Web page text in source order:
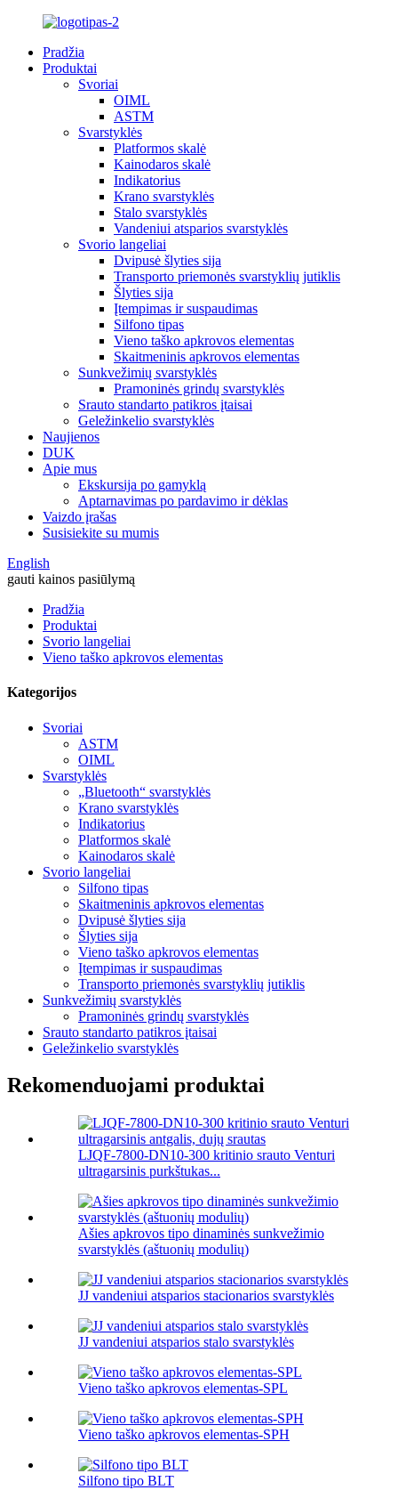
Pradžia
Produktai
Svoriai
OIML
ASTM
Svarstyklės
Platformos skalė
Kainodaros skalė
Indikatorius
Krano svarstyklės
Stalo svarstyklės
Vandeniui atsparios svarstyklės
Svorio langeliai
Dvipusė šlyties sija
Transporto priemonės svarstyklių jutiklis
Šlyties sija
Įtempimas ir suspaudimas
Silfono tipas
Vieno taško apkrovos elementas
Skaitmeninis apkrovos elementas
Sunkvežimių svarstyklės
Pramoninės grindų svarstyklės
Srauto standarto patikros įtaisai
Geležinkelio svarstyklės
Naujienos
DUK
Apie mus
Ekskursija po gamyklą
Aptarnavimas po pardavimo ir dėklas
Vaizdo įrašas
Susisiekite su mumis
English
gauti kainos pasiūlymą
Pradžia
Produktai
Svorio langeliai
Vieno taško apkrovos elementas
Kategorijos
Svoriai
ASTM
OIML
Svarstyklės
„Bluetooth“ svarstyklės
Krano svarstyklės
Indikatorius
Platformos skalė
Kainodaros skalė
Svorio langeliai
Silfono tipas
Skaitmeninis apkrovos elementas
Dvipusė šlyties sija
Šlyties sija
Vieno taško apkrovos elementas
Įtempimas ir suspaudimas
Transporto priemonės svarstyklių jutiklis
Sunkvežimių svarstyklės
Pramoninės grindų svarstyklės
Srauto standarto patikros įtaisai
Geležinkelio svarstyklės
Rekomenduojami produktai
LJQF-7800-DN10-300 kritinio srauto Venturi
ultragarsinis purkštukas...
Ašies apkrovos tipo dinaminės sunkvežimio
svarstyklės (aštuonių modulių)
JJ vandeniui atsparios stacionarios svarstyklės
JJ vandeniui atsparios stalo svarstyklės
Vieno taško apkrovos elementas-SPL
Vieno taško apkrovos elementas-SPH
Silfono tipo BLT